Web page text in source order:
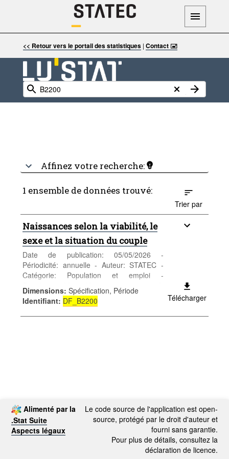
<< Retour vers le portail des statistiques| Contact 🖃
Affinez votre recherche:
1 ensemble de données trouvé:
Trier par
Naissances selon la viabilité, le
sexe et la situation du couple
Date de publication: 05/05/2026 -
Périodicité: annuelle - Auteur: STATEC -
Catégorie: Population et emploi -
Population - Mots-clés: naissance, mort-né,
mariage, démographie
Dimensions: Spécification, Période
Identifiant: DF_B2200 Télécharger
Alimenté par la
.Stat Suite
Aspects légaux
Le code source de l'application est open-
source, protégé par le droit d'auteur et
fourni sans garantie.
Pour plus de détails, consultez la
déclaration de licence.